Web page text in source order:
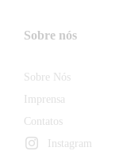
Sobre nós
Sobre Nós
Imprensa
Contatos
Instagram